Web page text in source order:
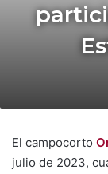
El campocorto
julio de 2023,